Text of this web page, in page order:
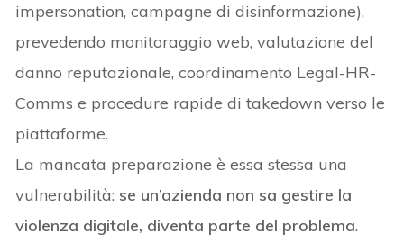
impersonation, campagne di disinformazione),
prevedendo monitoraggio web, valutazione del
danno reputazionale, coordinamento Legal-HR-
Comms e procedure rapide di takedown verso le
piattaforme.
La mancata preparazione è essa stessa una
vulnerabilità: se un’azienda non sa gestire la
violenza digitale, diventa parte del problema.